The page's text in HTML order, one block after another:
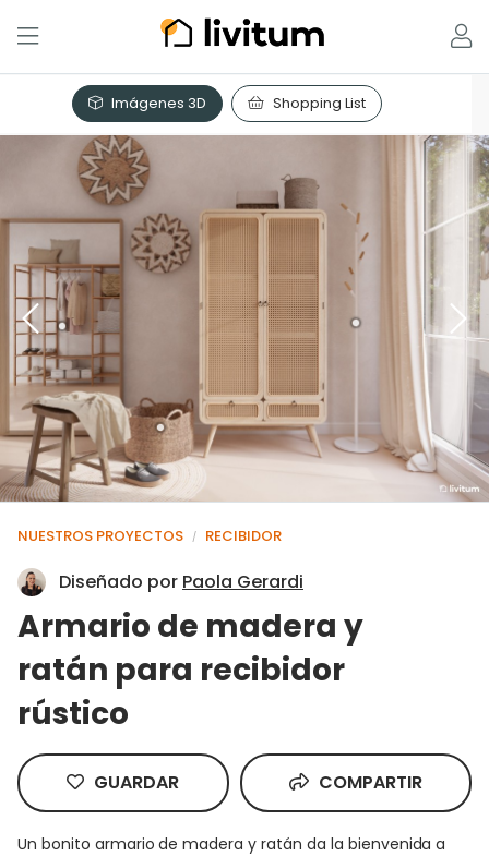
Imágenes 3D Shopping List
NUESTROS PROYECTOS / RECIBIDOR
Diseñado por Paola Gerardi
Armario de madera y
ratán para recibidor
rústico
GUARDAR COMPARTIR
Un bonito armario de madera y ratán da la bienvenida a